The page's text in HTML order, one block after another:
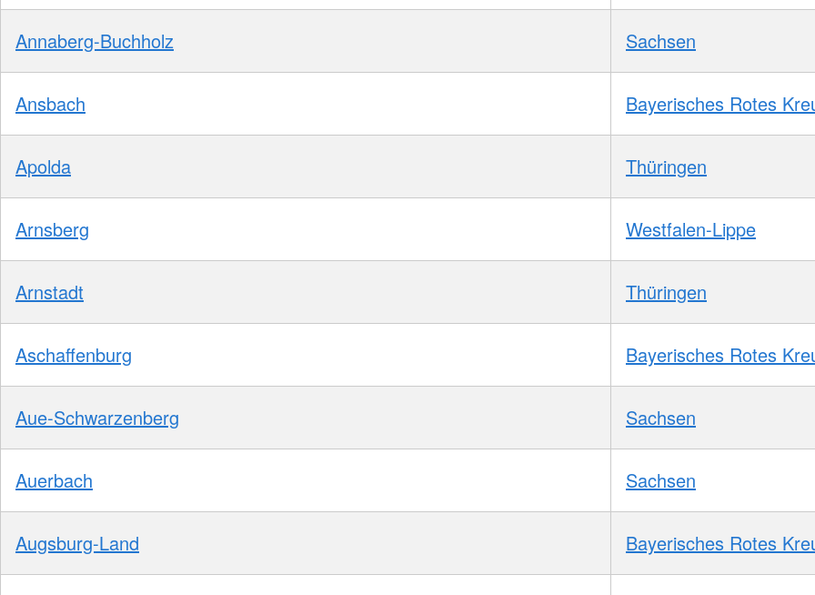
Annaberg-Buchholz Sachsen
Ansbach Bayerisches Rotes
Apolda Thüringen
Arnsberg Westfalen-Lippe
Arnstadt Thüringen
Aschaffenburg Bayerisches Rotes
Aue-Schwarzenberg Sachsen
Auerbach Sachsen
Augsburg-Land Bayerisches Rotes